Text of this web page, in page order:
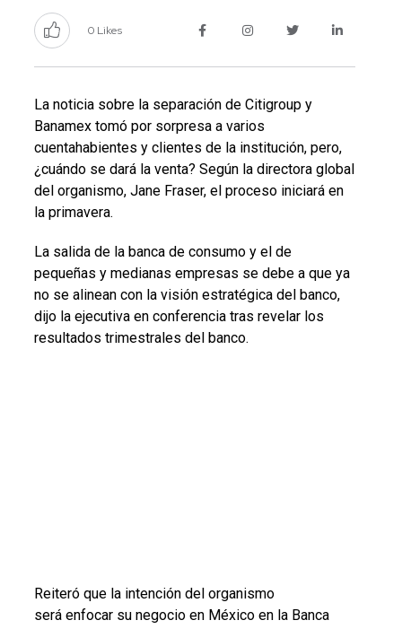
0 Likes
La noticia sobre la separación de Citigroup y
Banamex tomó por sorpresa a varios
cuentahabientes y clientes de la institución, pero,
¿cuándo se dará la venta? Según la directora global
del organismo, Jane Fraser, el proceso iniciará en
la primavera.
La salida de la banca de consumo y el de
pequeñas y medianas empresas se debe a que ya
no se alinean con la visión estratégica del banco,
dijo la ejecutiva en conferencia tras revelar los
resultados trimestrales del banco.
Reiteró que la intención del organismo
será enfocar su negocio en México en la Banca